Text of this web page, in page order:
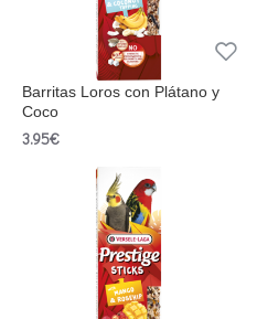
Barritas Loros con Plátano y
Coco
3.95€